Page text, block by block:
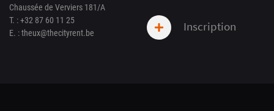
Chaussée de Verviers 181/A
T. :+32 87 60 11 25
E. :theux@thecityrent.be Inscription